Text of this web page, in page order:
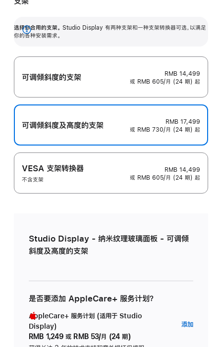
选择你合用的支架。 Studio Display 有两种支架和一种支架转换器可选，以满足
你的各种安装需求。
展
可调倾斜度的支架
RMB 14,499
或 RMB 605/月 (24 期) 起
可调倾斜度及高‍度的支‍架
RMB 17,499
或 RMB 730/月 (24 期) 起
VESA 支架转换器
不含支架
RMB 14,499
或 RMB 605/月 (24 期) 起
Studio Display - 纳米纹理玻璃面板 - 可调倾
斜度及高度的支架
是否要添加 AppleCare+ 服务计划？
AppleCare+ 服务计划 (适用于 Studio
Display)
RMB 1,249 或 RMB 53/月 (24 期)
添加